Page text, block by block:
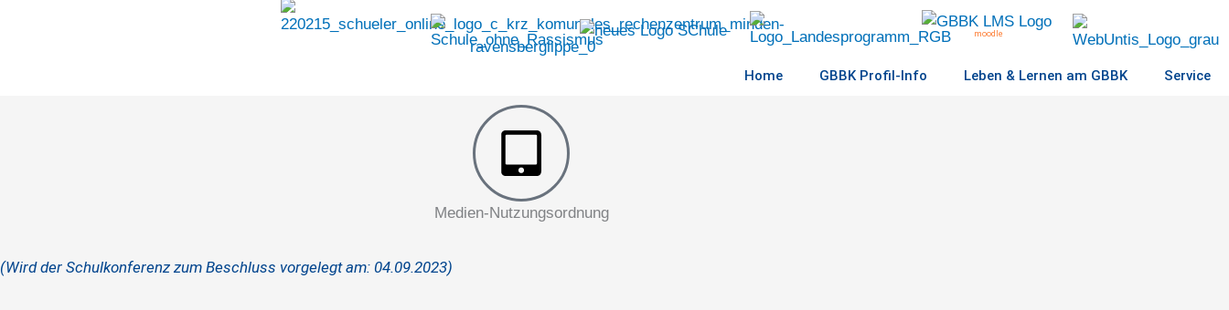
moodle
Home GBBK Profil-Info Leben & Lernen am GBBK Service
Medien-Nutzungsordnung
(Wird der Schulkonferenz zum Beschluss vorgelegt am: 04.09.2023)